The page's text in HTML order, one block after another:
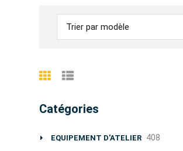
Trier par modèle
Catégories
EQUIPEMENT D'ATELIER 408